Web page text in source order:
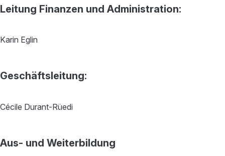
Leitung Finanzen und Administration:
Karin Eglin
Geschäftsleitung:
Cécile Durant-Rüedi
Aus- und Weiterbildung